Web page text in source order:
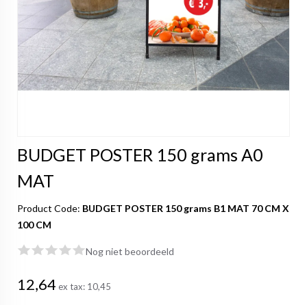
BUDGET POSTER 150 grams A0
MAT
Product Code: BUDGET POSTER 150 grams B1 MAT 70 CM X
100 CM
Nog niet beoordeeld
12,64 ex tax: 10,45